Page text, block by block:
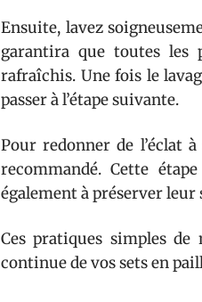
Ensuite, lavez
garantira que toutes les
rafraîchis. Une fois le
passer à l’étape suivante.
Pour redonner de l’éclat
recommandé. Cette
également à préserver leur
Ces pratiques simples
continue de vos sets en